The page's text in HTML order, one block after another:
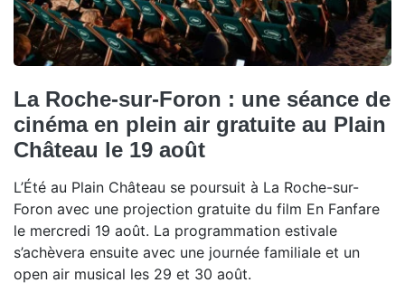
La Roche-sur-Foron : une séance de
cinéma en plein air gratuite au Plain
Château le 19 août
L’Été au Plain Château se poursuit à La Roche-sur-
Foron avec une projection gratuite du film En Fanfare
le mercredi 19 août. La programmation estivale
s’achèvera ensuite avec une journée familiale et un
open air musical les 29 et 30 août.